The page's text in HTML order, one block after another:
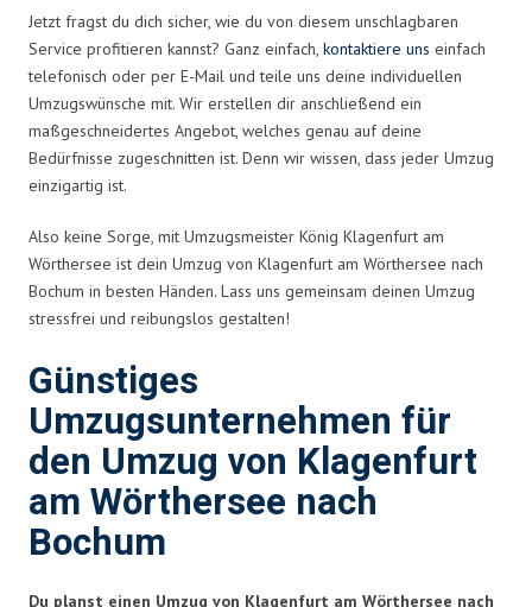
Jetzt fragst du dich sicher, wie du von diesem unschlagbaren
Service profitieren kannst? Ganz einfach, kontaktiere uns einfach
telefonisch oder per E-Mail und teile uns deine individuellen
Umzugswünsche mit. Wir erstellen dir anschließend ein
maßgeschneidertes Angebot, welches genau auf deine
Bedürfnisse zugeschnitten ist. Denn wir wissen, dass jeder Umzug
einzigartig ist.
Also keine Sorge, mit Umzugsmeister König Klagenfurt am
Wörthersee ist dein Umzug von Klagenfurt am Wörthersee nach
Bochum in besten Händen. Lass uns gemeinsam deinen Umzug
stressfrei und reibungslos gestalten!
Günstiges
Umzugsunternehmen für
den Umzug von Klagenfurt
am Wörthersee nach
Bochum
Du planst einen Umzug von Klagenfurt am Wörthersee nach